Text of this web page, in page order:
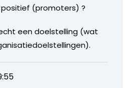
(promoters) ?
een doelstelling (wat